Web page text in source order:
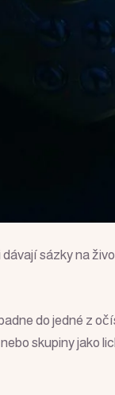
sázky na
do jedné z
skupiny jako